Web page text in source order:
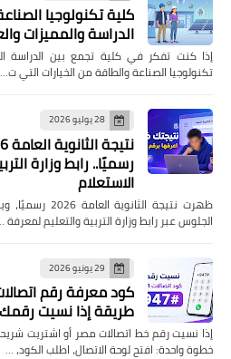
كلية تكنولوجيا
الدراسة والمميزات
إذا كنت تفكر في كلية تجمع بين الدراسة
تكنولوجيا الصناعة والطاقة من الخيارات التي ت…
28 يوليو 2026
رسميًا.. رابط وزارة
الاستعلام
ظهرت نتيجة
الجلوس عبر رابط وزارة التربية والتعليم لمعرفة
29 يونيو 2026
طريقة إذا نسيت رقمك
إذا نسيت رقم خط اتصالات مصر أو اشتريت
خطوة واحدة: افتح لوحة الاتصال، اطلب الكود، …